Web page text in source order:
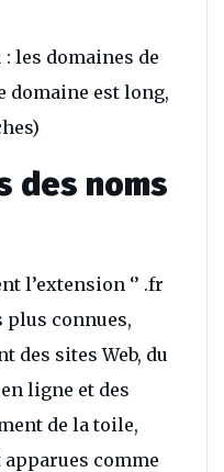
les domaines de
domaine est long,
des noms
l’extension ‘’ .fr
plus connues,
des sites Web, du
ligne et des
de la toile,
comme